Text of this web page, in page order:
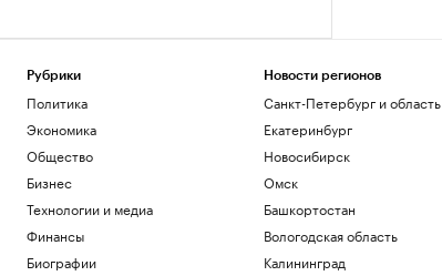
Рубрики
Политика
Экономика
Общество
Бизнес
Технологии и медиа
Финансы
Биографии
Новости регионов
Санкт-Петербург и область
Екатеринбург
Новосибирск
Омск
Башкортостан
Вологодская область
Калининград